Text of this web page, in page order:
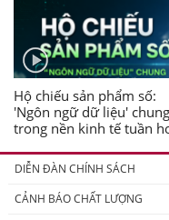
Hộ chiếu sản phẩm số:
'Ngôn ngữ dữ liệu' chung
trong nền kinh tế tuần
DIỄN ĐÀN CHÍNH SÁCH
CẢNH BÁO CHẤT LƯỢNG